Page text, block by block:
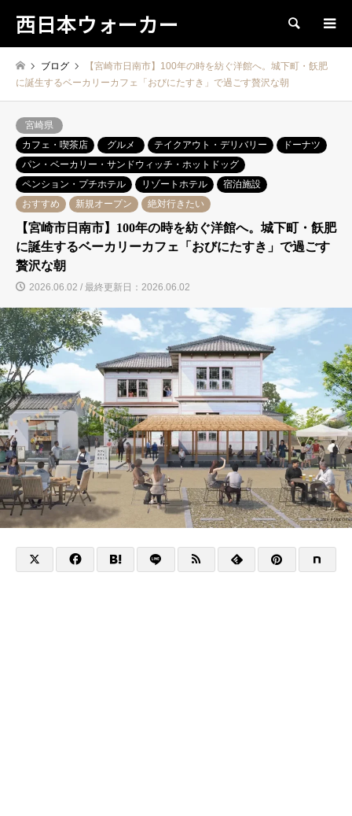
西日本ウォーカー 検索
ブログ
【宮崎市日南市】100年の時を紡ぐ洋館へ。城下町・飫肥
に誕生するベーカリーカフェ「おびにたすき」で過ごす贅沢な朝
宮崎県
カフェ・喫茶店
グルメ テイクアウト・デリバリー
ドーナツ
パン・ベーカリー・サンドウィッチ・ホットドッグ
ペンション・プチホテル
リゾートホテル
宿泊施設
おすすめ
新規オープン 絶対行きたい
【宮崎市日南市】100年の時を紡ぐ洋館へ。城下町・飫肥
に誕生するベーカリーカフェ「おびにたすき」で過ごす
贅沢な朝
2026.06.02 / 最終更新日：2026.06.02